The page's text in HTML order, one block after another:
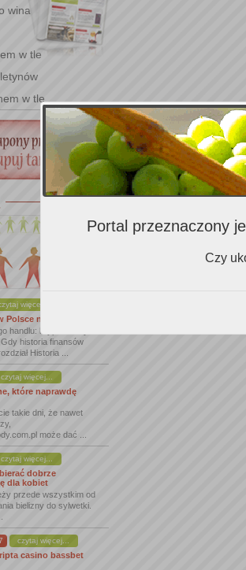
wina
w tle
w tle
więcej...
Polsce na nowym ...
handlu: kryptowaluty
historia finansów
Historia ...
czytaj więcej...
które naprawdę
takie dni, że nawet
może dać ...
czytaj więcej...
dobrze
dla kobiet
przede wszystkim od
bielizny do sylwetki.
czytaj więcej...
casino bassbet
Portal przeznaczony
Czy